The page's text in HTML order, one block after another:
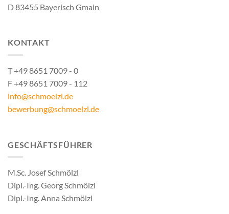
D 83455 Bayerisch Gmain
KONTAKT
T +49 8651 7009 - 0
F +49 8651 7009 - 112
info@schmoelzl.de
bewerbung@schmoelzl.de
GESCHÄFTSFÜHRER
M.Sc. Josef Schmölzl
Dipl.-Ing. Georg Schmölzl
Dipl.-Ing. Anna Schmölzl